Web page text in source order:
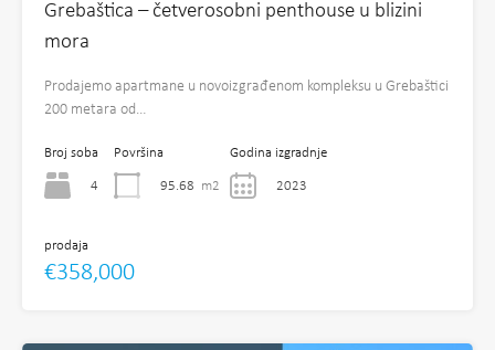
Grebaštica – četverosobni penthouse u blizini
mora
Prodajemo apartmane u novoizgrađenom kompleksu u Grebaštici
200 metara od…
Broj soba
4
Površina
95.68 m2
Godina izgradnje
2023
prodaja
€358,000